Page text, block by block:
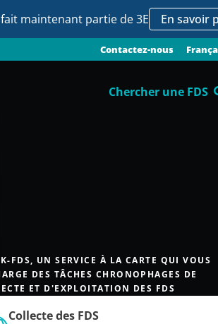
fait maintenant partie de 3E En savoir
Contactez-nous
Chercher une FDS
FDS, UN SERVICE À LA CARTE QUI VOUS
DES TÂCHES CHRONOPHAGES DE
ET D'EXPLOITATION DES FDS
Collecte des FDS